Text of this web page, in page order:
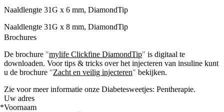
Naaldlengte 31G x 6 mm, DiamondTip
Naaldlengte 31G x 8 mm, DiamondTip
Brochures
De brochure "mylife Clickfine DiamondTip" is digitaal te
downloaden. Voor tips & tricks over het injecteren van insuline kunt
u de brochure "Zacht en veilig injecteren" bekijken.
Zie voor meer informatie onze Diabetesweetjes: Pentherapie.
Uw adres
*Voornaam